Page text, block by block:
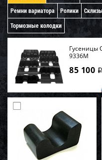
Ремни вариатора
Ролики Склизы
Тормозные колодки
Гусеницы
9336M
85 100 i